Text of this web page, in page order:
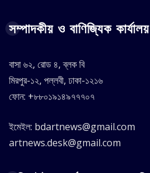
সম্পাদকীয় ও বাণিজ্যিক কার্যালয়
বাসা ৬২, রোড ৪, ব্লক বি
মিরপুর-১২, পল্লবী, ঢাকা-১২১৬
ফোন: +৮৮০১৯১৪৯৭৭৭০৭
ইমেইল: bdartnews@gmail.com
artnews.desk@gmail.com